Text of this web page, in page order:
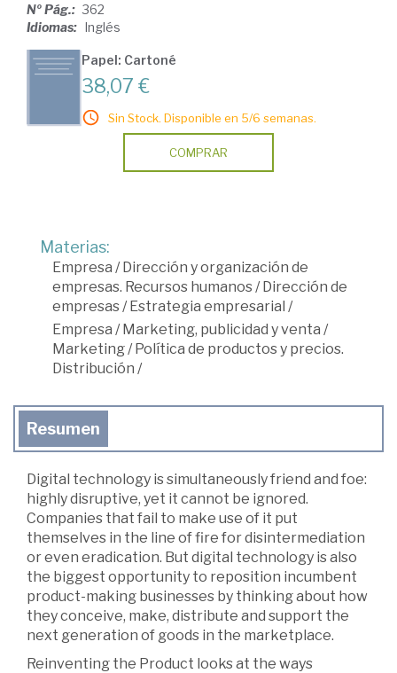
Nº Pág.: 362
Idiomas: Inglés
Papel: Cartoné
38,07 €
Sin Stock. Disponible en 5/6 semanas.
COMPRAR
Materias:
Empresa /Dirección y organización de
empresas. Recursos humanos /Dirección de
empresas /Estrategia empresarial /
Empresa /Marketing, publicidad y venta /
Marketing /Política de productos y precios.
Distribución /
Resumen
Digital technology is simultaneously friend and foe:
highly disruptive, yet it cannot be ignored.
Companies that fail to make use of it put
themselves in the line of fire for disintermediation
or even eradication. But digital technology is also
the biggest opportunity to reposition incumbent
product-making businesses by thinking about how
they conceive, make, distribute and support the
next generation of goods in the marketplace.
Reinventing the Product looks at the ways